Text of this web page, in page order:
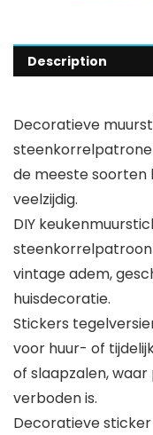
Description
Decoratieve
de meeste soorten
veelzijdig.
DIY
vintage adem,
huisdecoratie.
Stickers
voor huur- of
of slaapzalen,
verboden is.
Decoratieve